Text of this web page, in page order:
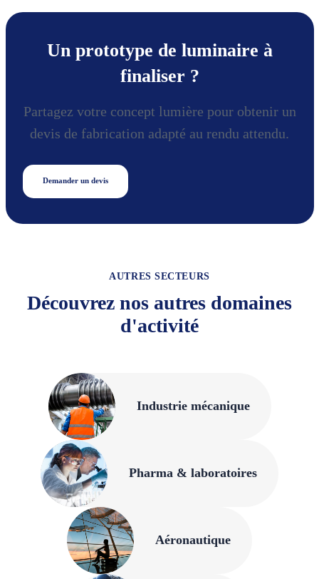
Un prototype de luminaire à
finaliser ?
Partagez votre concept lumière pour obtenir un
devis de fabrication adapté au rendu attendu.
Demander un devis
AUTRES SECTEURS
Découvrez nos autres domaines
d'activité
Industrie mécanique
Pharma & laboratoires
Aéronautique